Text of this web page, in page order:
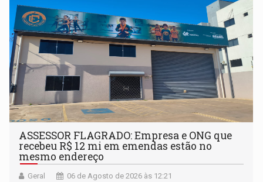
ASSESSOR FLAGRADO: Empresa e ONG que
recebeu R$ 12 mi em emendas estão no
mesmo endereço
Geral 06 de Agosto de 2026 às 12:21